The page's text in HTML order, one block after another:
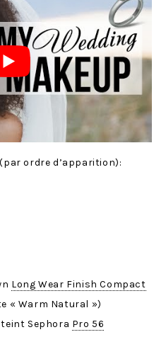
ordre d’apparition):
Long Wear Finish Compact
« Warm Natural »)
Sephora Pro 56